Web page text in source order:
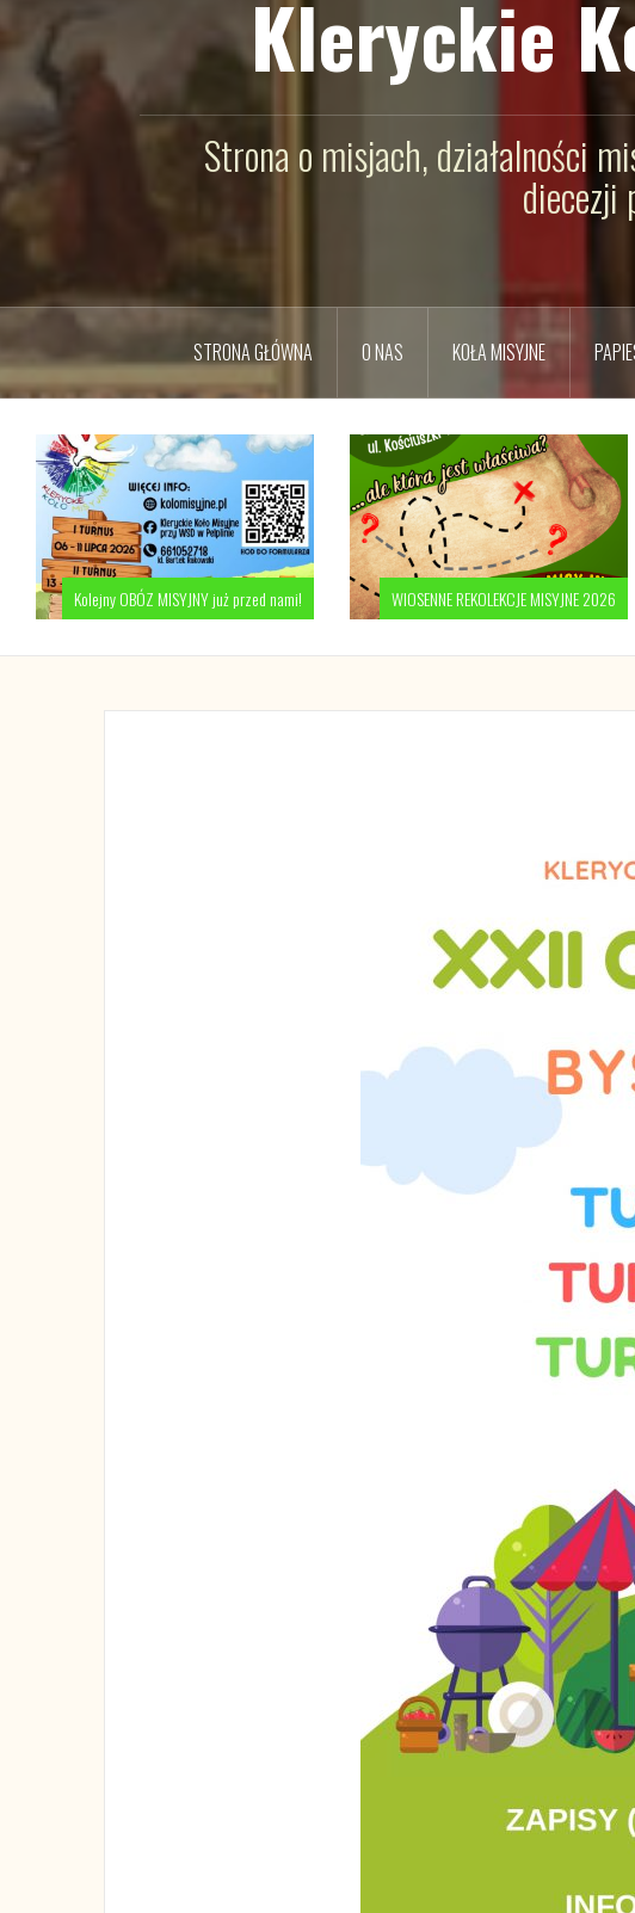
Kleryckie
Strona o misjach, działalności
diecezji
STRONA GŁÓWNA O NAS KOŁA MISYJNE
Kolejny OBÓZ MISYJNY już przed nami! WIOSENNE REKOLEKCJE MISYJNE 2026